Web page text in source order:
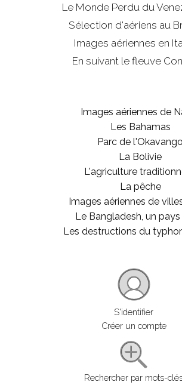
Le Monde Perdu du
Sélection d'aériens au
Images aériennes en
En suivant le fleuve
Images aériennes de
Les Bahamas
Parc de l'Okavango
La Bolivie
L'agriculture
La pêche
Images aériennes de
Le Bangladesh, un
Les destructions du
S'identifier
Créer un compte
Rechercher par mots-